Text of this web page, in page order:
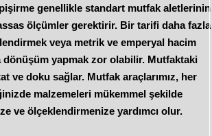
genellikle standart mutfak aletlerinin
ölçümler gerektirir. Bir tarifi daha fazla
veya metrik ve emperyal hacim
dönüşüm yapmak zor olabilir. Mutfaktaki
ve doku sağlar. Mutfak araçlarımız, her
malzemeleri mükemmel şekilde
ve ölçeklendirmenize yardımcı olur.